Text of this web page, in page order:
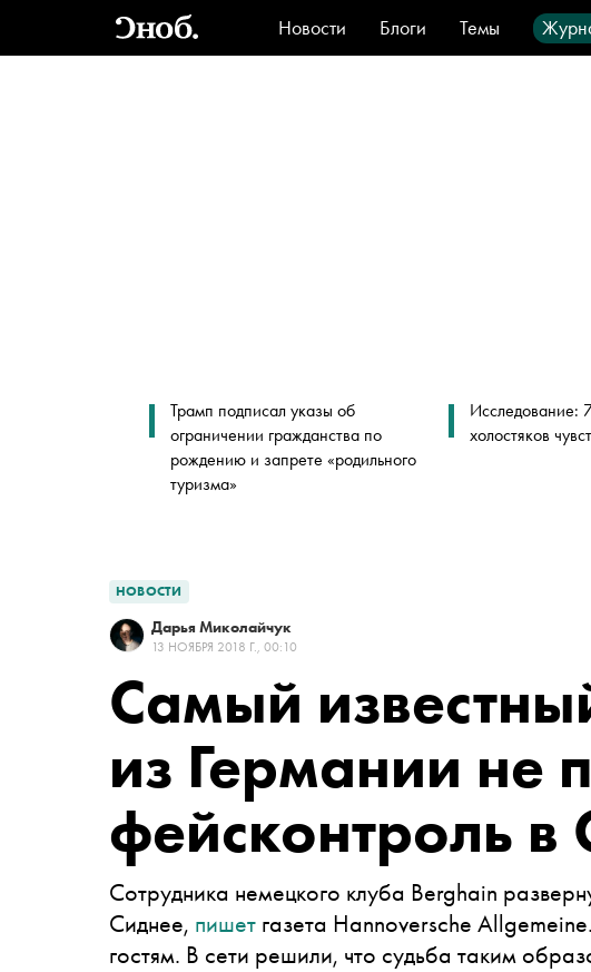
Новости Блоги Темы
Стиль
Видео
Трамп подписал указы об
ограничении гражданства по
рождению и запрете «родильного
туризма»
Исследование:
холостяков
НОВОСТИ
Дарья Миколайчук
13 НОЯБРЯ 2018 Г., 00:10
Самый
из Германии не
фейсконтроль в
Сотрудника немецкого клуба Berghain
Сиднее, пишет газета Hannoversche
гостям. В сети решили, что судьба таким